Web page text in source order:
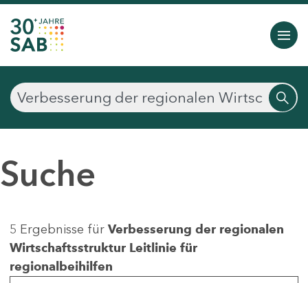
Suche
5 Ergebnisse für Verbesserung der regionalen
Wirtschaftsstruktur Leitlinie für
regionalbeihilfen